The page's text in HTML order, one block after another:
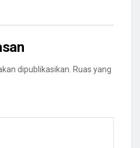
dipublikasikan. Ruas yang